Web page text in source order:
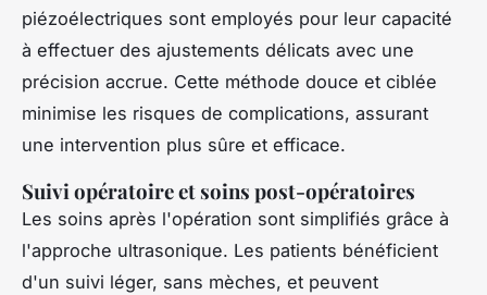
piézoélectriques sont employés pour leur capacité
à effectuer des ajustements délicats avec une
précision accrue. Cette méthode douce et ciblée
minimise les risques de complications, assurant
une intervention plus sûre et efficace.
Suivi opératoire et soins post-opératoires
Les soins après l'opération sont simplifiés grâce à
l'approche ultrasonique. Les patients bénéficient
d'un suivi léger, sans mèches, et peuvent